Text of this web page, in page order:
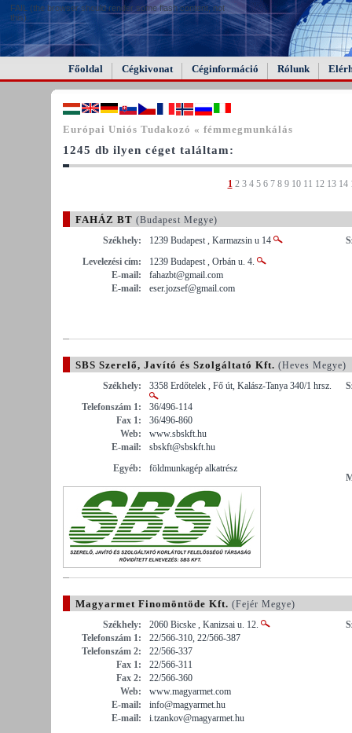
FAIL (the browser should render some flash content, not
this).
Főoldal Cégkivonat Céginformáció Rólunk
Európai Uniós Tudakozó « fémmegmunkálás
1245 db ilyen céget találtam:
1 2 3 4 5 6 7 8 9 10 11 12 13 14
FAHÁZ BT (Budapest Megye)
Székhely:
1239 Budapest , Karmazsin u 14
Levelezési cím:
1239 Budapest , Orbán u. 4.
E-mail:
fahazbt@gmail.com
E-mail:
eser.jozsef@gmail.com
SBS Szerelő, Javító és Szolgáltató Kft. (Heves Megye)
Székhely:
3358 Erdőtelek , Fő út, Kalász-Tanya 340/1 hrsz.
Telefonszám 1:
36/496-114
Fax 1:
36/496-860
Web:
www.sbskft.hu
E-mail:
sbskft@sbskft.hu
Egyéb:
földmunkagép alkatrész
Magyarmet Finomöntöde Kft. (Fejér Megye)
Székhely:
2060 Bicske , Kanizsai u. 12.
Telefonszám 1:
22/566-310, 22/566-387
Telefonszám 2:
22/566-337
Fax 1:
22/566-311
Fax 2:
22/566-360
Web:
www.magyarmet.com
E-mail:
info@magyarmet.hu
E-mail:
i.tzankov@magyarmet.hu